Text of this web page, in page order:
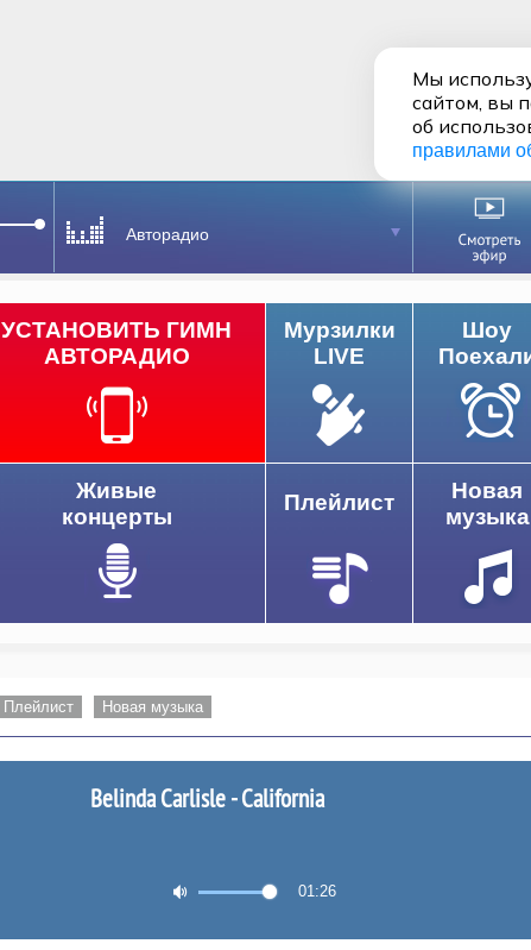
Авторадио
УСТАНОВИТЬ ГИМН
АВТОРАДИО
Мурзилки
LIVE
Шоу
Живые
концерты
Плейлист
Новая
музыка
Плейлист Новая музыка
Belinda Carlisle - California
01:26
Мы
сайтом, вы
об
правилами